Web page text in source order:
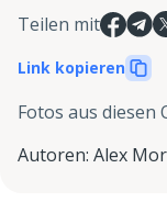
Teilen mit
Link kopieren
Fotos aus diesen
Autoren: Alex